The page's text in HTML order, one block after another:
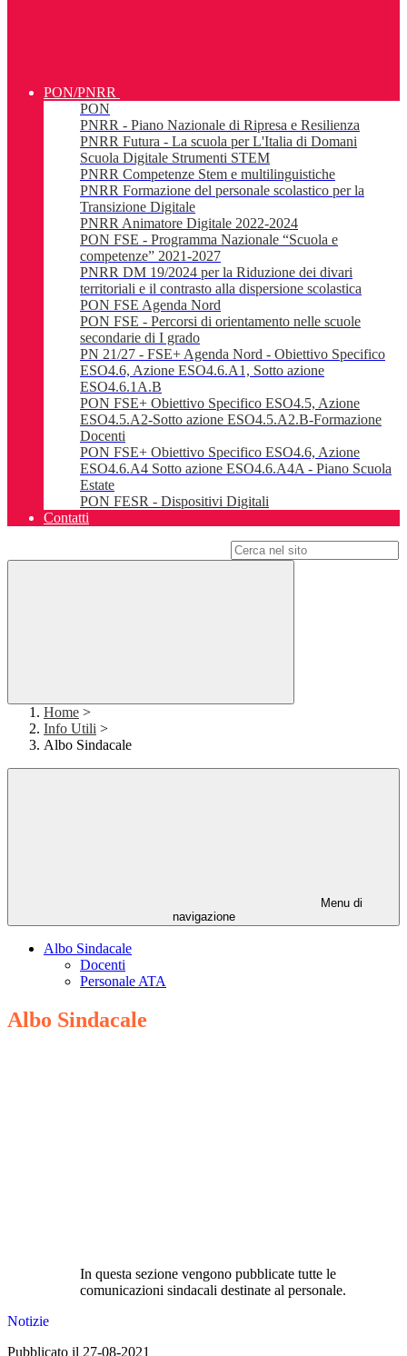
PON/PNRR
PON
PNRR - Piano Nazionale di Ripresa e Resilienza
PNRR Futura - La scuola per L'Italia di Domani
Scuola Digitale Strumenti STEM
PNRR Competenze Stem e multilinguistiche
PNRR Formazione del personale scolastico per la
Transizione Digitale
PNRR Animatore Digitale 2022-2024
PON FSE - Programma Nazionale “Scuola e
competenze” 2021-2027
PNRR DM 19/2024 per la Riduzione dei divari
territoriali e il contrasto alla dispersione scolastica
PON FSE Agenda Nord
PON FSE - Percorsi di orientamento nelle scuole
secondarie di I grado
PN 21/27 - FSE+ Agenda Nord - Obiettivo Specifico
ESO4.6, Azione ESO4.6.A1, Sotto azione
ESO4.6.1A.B
PON FSE+ Obiettivo Specifico ESO4.5, Azione
ESO4.5.A2-Sotto azione ESO4.5.A2.B-Formazione
Docenti
PON FSE+ Obiettivo Specifico ESO4.6, Azione
ESO4.6.A4 Sotto azione ESO4.6.A4A - Piano Scuola
Estate
PON FESR - Dispositivi Digitali
Contatti
Home >
Info Utili >
Albo Sindacale
Menu di
navigazione
Albo Sindacale
Docenti
Personale ATA
Albo Sindacale
In questa sezione vengono pubblicate tutte le
comunicazioni sindacali destinate al personale.
Notizie
Pubblicato il 27-08-2021